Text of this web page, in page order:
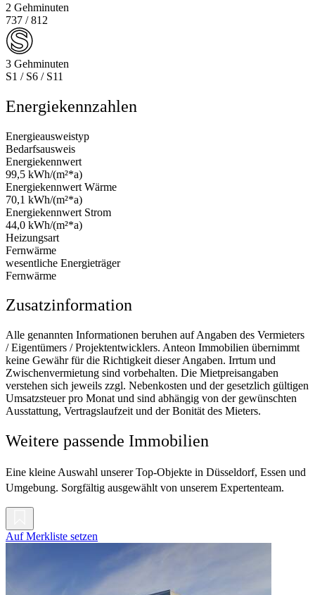
2 Gehminuten
737 / 812
3 Gehminuten
S1 / S6 / S11
Energiekennzahlen
Energieausweistyp
Bedarfsausweis
Energiekennwert
99,5 kWh/(m²*a)
Energiekennwert Wärme
70,1 kWh/(m²*a)
Energiekennwert Strom
44,0 kWh/(m²*a)
Heizungsart
Fernwärme
wesentliche Energieträger
Fernwärme
Zusatzinformation
Alle genannten Informationen beruhen auf Angaben des Vermieters
/ Eigentümers / Projektentwicklers. Anteon Immobilien übernimmt
keine Gewähr für die Richtigkeit dieser Angaben. Irrtum und
Zwischenvermietung sind vorbehalten. Die Mietpreisangaben
verstehen sich jeweils zzgl. Nebenkosten und der gesetzlich gültigen
Umsatzsteuer pro Monat und sind abhängig von der gewünschten
Ausstattung, Vertragslaufzeit und der Bonität des Mieters.
Weitere passende Immobilien
Eine kleine Auswahl unserer Top-Objekte in Düsseldorf, Essen und
Umgebung. Sorgfältig ausgewählt von unserem Expertenteam.
Auf Merkliste setzen